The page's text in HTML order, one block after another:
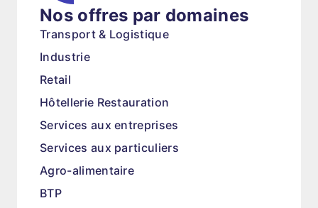
Nos offres par domaines
Transport & Logistique
Industrie
Retail
Hôtellerie Restauration
Services aux entreprises
Services aux particuliers
Agro-alimentaire
BTP